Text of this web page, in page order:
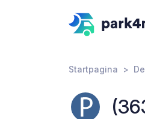
Startpagina